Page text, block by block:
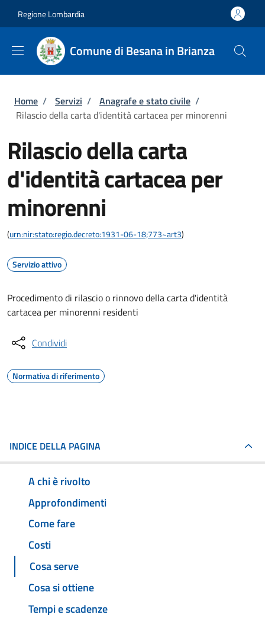
Regione Lombardia
Comune di Besana in Brianza
Briciole di pane
Home / Servizi / Anagrafe e stato civile /
Rilascio della carta d'identità cartacea per minorenni
Rilascio della carta
d'identità cartacea per
minorenni
(urn:nir:stato:regio.decreto:1931-06-18;773~art3)
Servizio attivo
Procedimento di rilascio o rinnovo della carta d'identità
cartacea per minorenni residenti
Condividi
Normativa di riferimento
INDICE DELLA PAGINA
A chi è rivolto
Approfondimenti
Come fare
Costi
Cosa serve
Cosa si ottiene
Tempi e scadenze